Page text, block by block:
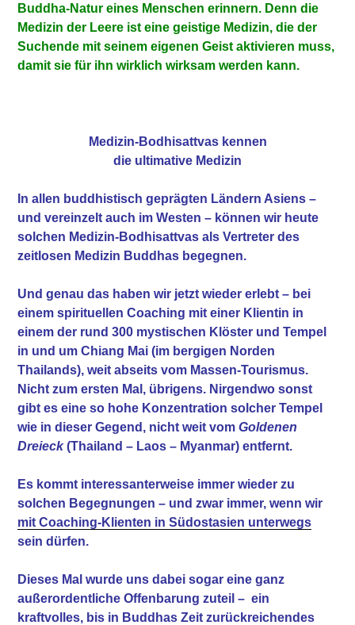
Buddha-Natur eines Menschen erinnern. Denn die
Medizin der Leere ist eine geistige Medizin, die der
Suchende mit seinem eigenen Geist aktivieren muss,
damit sie für ihn wirklich wirksam werden kann.
Medizin-Bodhisattvas kennen
die ultimative Medizin
In allen buddhistisch geprägten Ländern Asiens –
und vereinzelt auch im Westen – können wir heute
solchen Medizin-Bodhisattvas als Vertreter des
zeitlosen Medizin Buddhas begegnen.
Und genau das haben wir jetzt wieder erlebt – bei
einem spirituellen Coaching mit einer Klientin in
einem der rund 300 mystischen Klöster und Tempel
in und um Chiang Mai (im bergigen Norden
Thailands), weit abseits vom Massen-Tourismus.
Nicht zum ersten Mal, übrigens. Nirgendwo sonst
gibt es eine so hohe Konzentration solcher Tempel
wie in dieser Gegend, nicht weit vomGoldenen
Dreieck(Thailand – Laos – Myanmar) entfernt.
Es kommt interessanterweise immer wieder zu
solchen Begegnungen – und zwar immer, wenn wir
mit Coaching-Klienten in Südostasien unterwegs
sein dürfen.
Dieses Mal wurde uns dabei sogar eine ganz
außerordentliche Offenbarung zuteil – ein
kraftvolles, bis in Buddhas Zeit zurückreichendes